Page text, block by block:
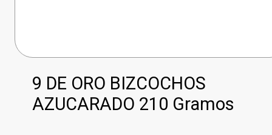
9 DE ORO BIZCOCHOS
AZUCARADO 210 Gramos